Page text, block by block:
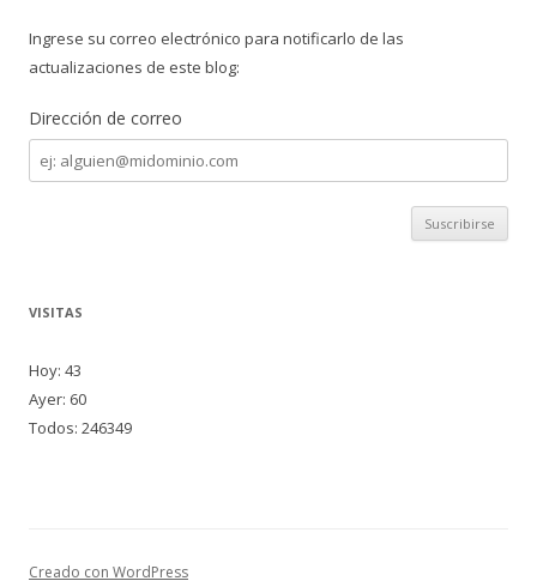
Ingrese su correo electrónico para notificarlo de las
actualizaciones de este blog:
Dirección de correo
Dirección
de
correo
VISITAS
Hoy: 43
Ayer: 60
Todos: 246349
Creado con WordPress